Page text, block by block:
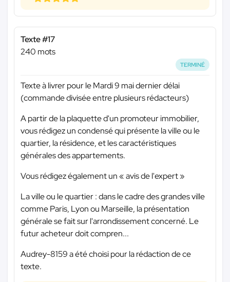
Texte #17
240 mots
TERMINÉ
Texte à livrer pour le Mardi 9 mai dernier délai
(commande divisée entre plusieurs rédacteurs)
A partir de la plaquette d'un promoteur immobilier,
vous rédigez un condensé qui présente la ville ou le
quartier, la résidence, et les caractéristiques
générales des appartements.
Vous rédigez également un « avis de l'expert »
La ville ou le quartier : dans le cadre des grandes ville
comme Paris, Lyon ou Marseille, la présentation
générale se fait sur l'arrondissement concerné. Le
futur acheteur doit compren...
Audrey-8159 a été choisi pour la rédaction de ce
texte.